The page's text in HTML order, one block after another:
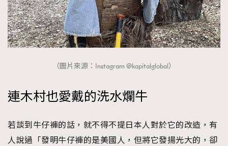
（圖片來源：Instagram @kapitalglobal）
連木村也愛戴的洗水爛牛
若談到牛仔褲的話，就不得不提日本人對於它的改造，有
人說過「發明牛仔褲的是美國人，但將它發揚光大的，卻